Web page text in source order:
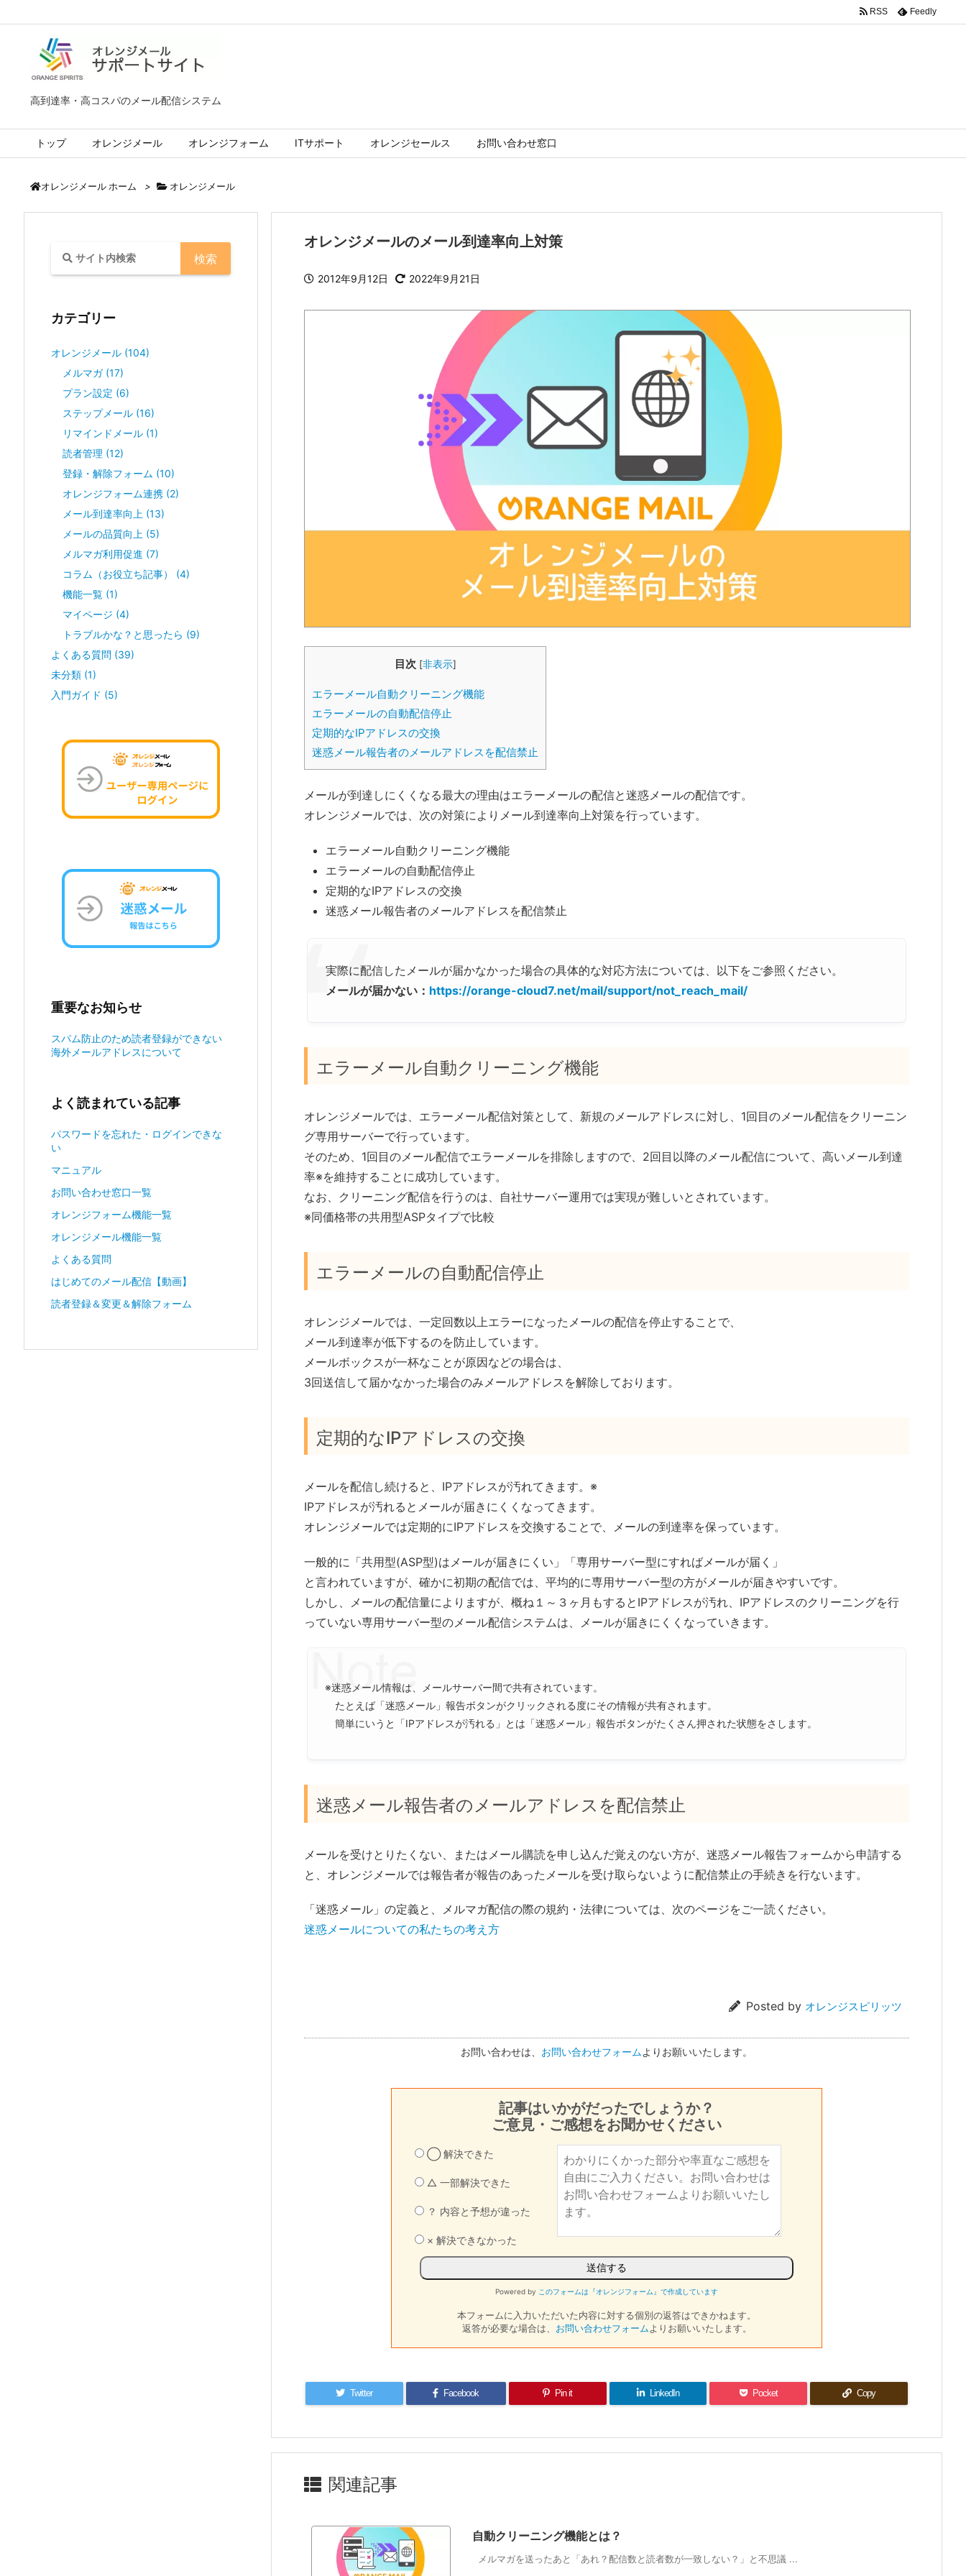
高到達率・高コスパのメール配信システム
トップ オレンジメール オレンジフォーム ITサポート オレンジセールス お問い合わせ窓口
RSS Feedly
オレンジメール ホーム > オレンジメール
オレンジメールのメール到達率向上対策
2012年9月12日 2022年9月21日
目次 [非表示]
エラーメール自動クリーニング機能
エラーメールの自動配信停止
定期的なIPアドレスの交換
迷惑メール報告者のメールアドレスを配信禁止
メールが到達しにくくなる最大の理由はエラーメールの配信と迷惑メールの配信です。
オレンジメールでは、次の対策によりメール到達率向上対策を行っています。
エラーメール自動クリーニング機能
エラーメールの自動配信停止
定期的なIPアドレスの交換
迷惑メール報告者のメールアドレスを配信禁止
実際に配信したメールが届かなかった場合の具体的な対応方法については、以下をご参照ください。
メールが届かない： https://orange-cloud7.net/mail/support/not_reach_mail/
エラーメール自動クリーニング機能
オレンジメールでは、エラーメール配信対策として、新規のメールアドレスに対し、1回目のメール配信をクリーニン
グ専用サーバーで行っています。
そのため、1回目のメール配信でエラーメールを排除しますので、2回目以降のメール配信について、高いメール到達
率※を維持することに成功しています。
なお、クリーニング配信を行うのは、自社サーバー運用では実現が難しいとされています。
※同価格帯の共用型ASPタイプで比較
エラーメールの自動配信停止
オレンジメールでは、一定回数以上エラーになったメールの配信を停止することで、
メール到達率が低下するのを防止しています。
メールボックスが一杯なことが原因などの場合は、
3回送信して届かなかった場合のみメールアドレスを解除しております。
定期的なIPアドレスの交換
メールを配信し続けると、IPアドレスが汚れてきます。※
IPアドレスが汚れるとメールが届きにくくなってきます。
オレンジメールでは定期的にIPアドレスを交換することで、メールの到達率を保っています。
一般的に「共用型(ASP型)はメールが届きにくい」「専用サーバー型にすればメールが届く」
と言われていますが、確かに初期の配信では、平均的に専用サーバー型の方がメールが届きやすいです。
しかし、メールの配信量によりますが、概ね１～３ヶ月もするとIPアドレスが汚れ、IPアドレスのクリーニングを行
っていない専用サーバー型のメール配信システムは、メールが届きにくくなっていきます。
※迷惑メール情報は、メールサーバー間で共有されています。
たとえば「迷惑メール」報告ボタンがクリックされる度にその情報が共有されます。
簡単にいうと「IPアドレスが汚れる」とは「迷惑メール」報告ボタンがたくさん押された状態をさします。
迷惑メール報告者のメールアドレスを配信禁止
メールを受けとりたくない、またはメール購読を申し込んだ覚えのない方が、迷惑メール報告フォームから申請する
と、オレンジメールでは報告者が報告のあったメールを受け取らないように配信禁止の手続きを行ないます。
「迷惑メール」の定義と、メルマガ配信の際の規約・法律については、次のページをご一読ください。
迷惑メールについての私たちの考え方
Posted by オレンジスピリッツ
お問い合わせは、 お問い合わせフォームよりお願いいたします。
記事はいかがだったでしょうか？
ご意見・ご感想をお聞かせください
◯ 解決できた
△ 一部解決できた
？ 内容と予想が違った
× 解決できなかった
Powered by このフォームは『オレンジフォーム』で作成しています
本フォームに入力いただいた内容に対する個別の返答はできかねます。
返答が必要な場合は、 お問い合わせフォームよりお願いいたします。
Twitter Facebook Pin it LinkedIn Pocket Copy
関連記事
自動クリーニング機能とは？
メルマガを送ったあと「あれ？配信数と読者数が一致しない？」と不思議 ...
カテゴリー
オレンジメール (104)
メルマガ (17)
プラン設定 (6)
ステップメール (16)
リマインドメール (1)
読者管理 (12)
登録・解除フォーム (10)
オレンジフォーム連携 (2)
メール到達率向上 (13)
メールの品質向上 (5)
メルマガ利用促進 (7)
コラム（お役立ち記事） (4)
機能一覧 (1)
マイページ (4)
トラブルかな？と思ったら (9)
よくある質問 (39)
未分類 (1)
入門ガイド (5)
重要なお知らせ
スパム防止のため読者登録ができない
海外メールアドレスについて
よく読まれている記事
パスワードを忘れた・ログインできな
い
マニュアル
お問い合わせ窓口一覧
オレンジフォーム機能一覧
オレンジメール機能一覧
よくある質問
はじめてのメール配信【動画】
読者登録＆変更＆解除フォーム